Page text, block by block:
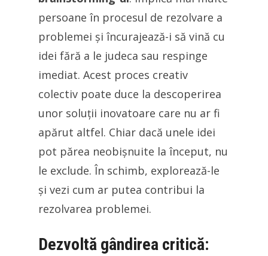
persoane în procesul de rezolvare a
problemei și încurajează-i să vină cu
idei fără a le judeca sau respinge
imediat. Acest proces creativ
colectiv poate duce la descoperirea
unor soluții inovatoare care nu ar fi
apărut altfel. Chiar dacă unele idei
pot părea neobișnuite la început, nu
le exclude. În schimb, explorează-le
și vezi cum ar putea contribui la
rezolvarea problemei.
Dezvoltă gândirea critică: